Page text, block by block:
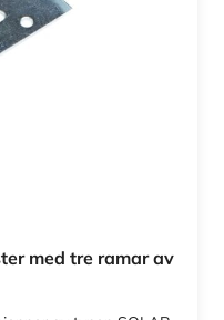
med tre ramar av